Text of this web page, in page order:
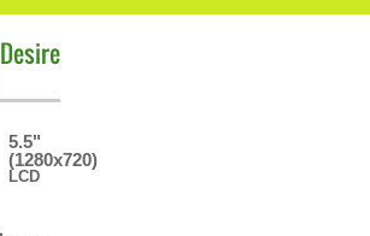
Desire
5.5"
(1280x720)
LCD